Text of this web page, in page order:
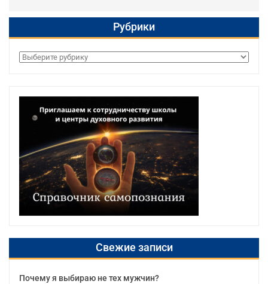
Рубрики
Рубрики
Свежие записи
Почему я выбираю не тех мужчин?